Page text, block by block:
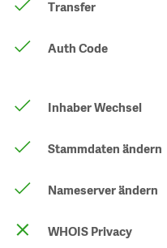
Transfer
Auth Code
Inhaber Wechsel
Stammdaten ändern
Nameserver ändern
WHOIS Privacy